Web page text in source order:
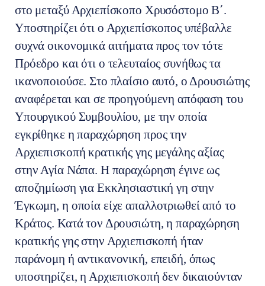
στο μεταξύ Αρχιεπίσκοπο Χρυσόστομο Β΄.
Υποστηρίζει ότι ο Αρχιεπίσκοπος υπέβαλλε
συχνά οικονομικά αιτήματα προς τον τότε
Πρόεδρο και ότι ο τελευταίος συνήθως τα
ικανοποιούσε. Στο πλαίσιο αυτό, ο Δρουσιώτης
αναφέρεται και σε προηγούμενη απόφαση του
Υπουργικού Συμβουλίου, με την οποία
εγκρίθηκε η παραχώρηση προς την
Αρχιεπισκοπή κρατικής γης μεγάλης αξίας
στην Αγία Νάπα. Η παραχώρηση έγινε ως
αποζημίωση για Εκκλησιαστική γη στην
Έγκωμη, η οποία είχε απαλλοτριωθεί από το
Κράτος. Κατά τον Δρουσιώτη, η παραχώρηση
κρατικής γης στην Αρχιεπισκοπή ήταν
παράνομη ή αντικανονική, επειδή, όπως
υποστηρίζει, η Αρχιεπισκοπή δεν δικαιούνταν